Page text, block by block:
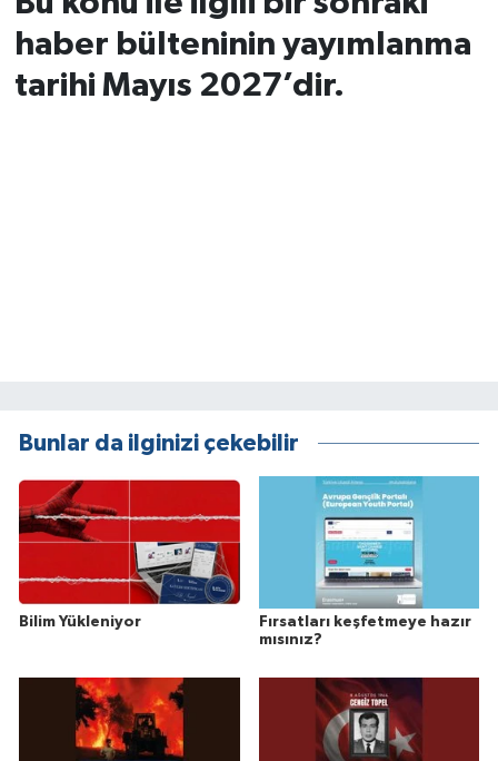
haber bülteninin yayımlanma
tarihi Mayıs 2027’dir.
Bunlar da ilginizi çekebilir
Bilim Yükleniyor
Fırsatları keşfetmeye hazır
mısınız?